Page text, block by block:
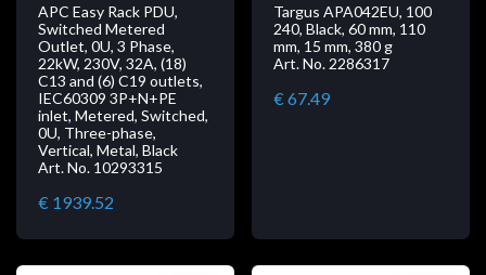
APC Easy Rack PDU,
Switched Metered
Outlet, 0U, 3 Phase,
22kW, 230V, 32A, (18)
C13 and (6) C19 outlets,
IEC60309 3P+N+PE
inlet, Metered, Switched,
0U, Three-phase,
Vertical, Metal, Black
Art. No. 10293315
€ 1939.52
Targus APA042EU, 100
240, Black, 60 mm, 110
mm, 15 mm, 380 g
Art. No. 2286317
€ 67.49